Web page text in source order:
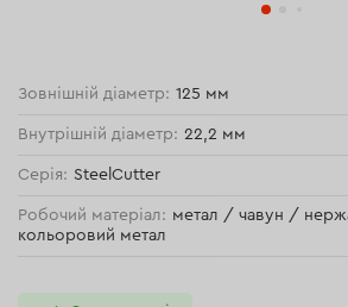
Зовнішній діаметр: 125 мм
Внутрішній діаметр: 22,2 мм
Серія: SteelCutter
Робочий матеріал: метал / чавун /
кольоровий метал